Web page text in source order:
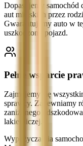
Dopasujemy
aut miejskich przez
Gwarantujemy auto w
uszkodzony pojazd.
Pełne wsparcie
Zajmujemy się
sprawcy. Zapewniamy
zaniżonego
lakierniczej.
Wypożyczalnia